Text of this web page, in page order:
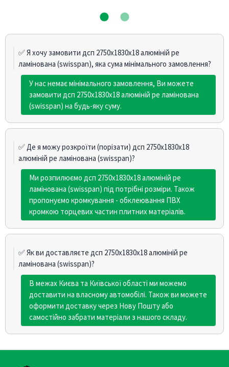
✅ Я хочу замовити дсп 2750х1830х18 алюміній pe
ламінована (swisspan), яка сума мінімального замовлення?
У нас немає мінімального замовлення, Ви можете
замовити дсп 2750х1830х18 алюміній pe ламінована
(swisspan) на будь-яку суму.
✅ Де я можу розкроїти (порізати) дсп 2750х1830х18
алюміній pe ламінована (swisspan)?
Ми розпилюємо дсп 2750х1830х18 алюміній pe
ламінована (swisspan) під потрібні розміри. Також
пропонуємо кромкування - обклеювання ПВХ
кромкою торцевих частин плитних матеріалів.
✅ Як ви доставляєте дсп 2750х1830х18 алюміній pe
ламінована (swisspan)?
В межах Києва та Київської області ми можемо
доставити на власному автомобілі. Також ви можете
оформити доставку через Нову Пошту або
самостійно забрати матеріали з нашого складу.